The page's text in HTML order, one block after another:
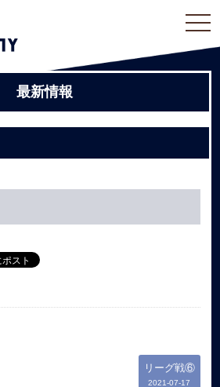
最新情報
リーグ戦⑥
2021-07-17